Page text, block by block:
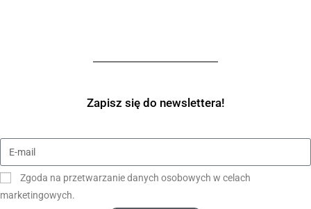
Zapisz się do newslettera!
Zgoda na przetwarzanie danych osobowych w celach
marketingowych.